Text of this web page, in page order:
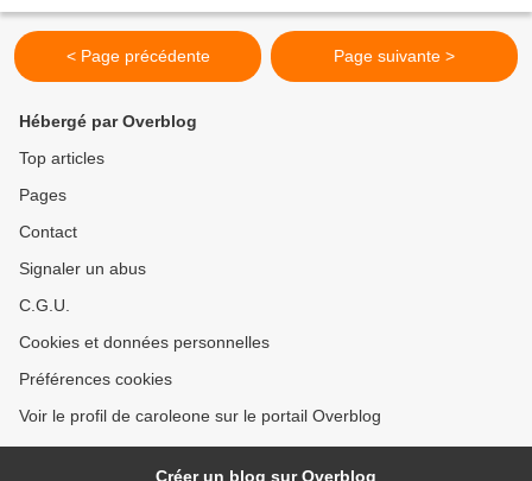
< Page précédente Page suivante >
Hébergé par Overblog
Top articles
Pages
Contact
Signaler un abus
C.G.U.
Cookies et données personnelles
Préférences cookies
Voir le profil de caroleone sur le portail Overblog
Créer un blog sur Overblog